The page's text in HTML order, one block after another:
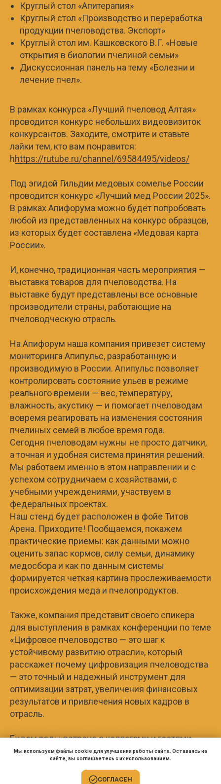
Круглый стол «Апитерапия»
Круглый стол «Производство и переработка
продукции пчеловодства. Экспорт»
Круглый стол им. Кашковского В.Г. «Новые
открытия в биологии пчелиной семьи»
Дискуссионная панель на тему «Болезни и
лечение пчел».
В рамках конкурса «Лучший пчеловод Алтая»
проводится конкурс небольших видеовизиток
конкурсантов. Заходите, смотрите и ставьте
лайки тем, кто вам понравится:
hhttps://rutube.ru/channel/69584495/videos/
Под эгидой Гильдии медовых сомелье России
проводится конкурс «Лучший мед России 2025».
В рамках Апифорума можно будет попробовать
любой из представленных на конкурс образцов,
из которых будет составлена «Медовая карта
России».
И, конечно, традиционная часть мероприятия —
выставка товаров для пчеловодства. На
выставке будут представлены все основные
производители страны, работающие на
пчеловодческую отрасль.
На Апифорум наша компания привезет систему
мониторинга Апипульс, разработанную и
производимую в России. Апипульс позволяет
контролировать состояние ульев в режиме
реального времени — вес, температуру,
влажность, акустику — и помогает пчеловодам
вовремя реагировать на изменения состояния
пчелиных семей в любое время года.
Сегодня пчеловодам нужны не просто датчики,
а точная и удобная система принятия решений.
Мы работаем именно в этом направлении и с
успехом сотрудничаем с хозяйствами, с
учебными учреждениями, участвуем в
федеральных проектах.
Наш стенд будет расположен в фойе Титов
Арена. Приходите! Пообщаемся, покажем
практические приемы: как данными можно
оценить запас кормов, силу семьи, динамику
медосбора и как по данным системы
формируется четкая картина прослеживаемости
происхождения меда и пчелопродуктов.
Также, компания представит своего спикера
для выступления в рамках конференции по теме
«Цифровое пчеловодство — это шаг к
устойчивому развитию отрасли», который
расскажет почему цифровизация пчеловодства
— это точный и надежный инструмент для
оптимизации затрат, увеличения финансовых
результатов и привлечения новых кадров в
отрасль.
Будем рады встрече с коллегами и гостями
Апифорума Алтай-2025.
Мы используем файлы cookie для улучшения работы сайта. Оставаясь на
сайте, вы соглашаетесь с их использованием.
СОГЛАСЕН